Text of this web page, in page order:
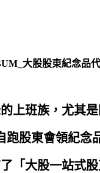
上班族，尤其
跑股東會領紀念
「大股一站式股